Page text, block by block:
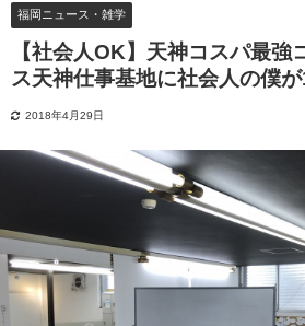
福岡ニュース・雑学
【社会人OK】天神コスパ最強
ス天神仕事基地に社会人の僕
2018年4月29日